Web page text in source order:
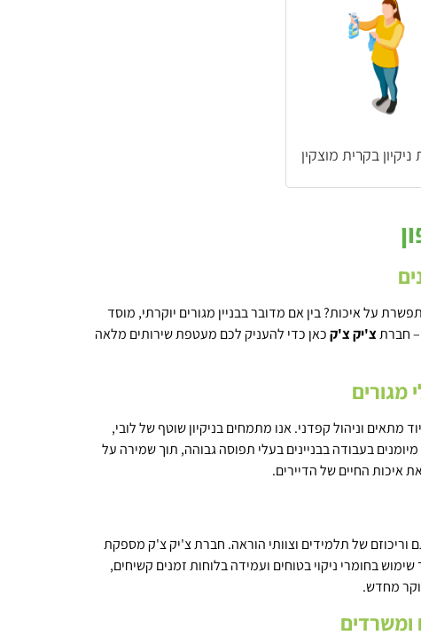
בקרית מוצקין
על איכות? בין אם מדובר בבניין מגורים יוקרתי, מוסד
– חברתצ'יק צ'קכאן כדי להעניק לכם מעטפת שירותים מלאה
מגורים
מתאים וניהול קפדני. אנו מתמחים בניקיון שוטף של לובי,
בעבודה בבניינים בעלי תפוסה גבוהה, תוך שמירה על
איכות החיים של הדיירים.
וריכוזם של תלמידים וצוותי הוראה. חברת צ'יק צ'ק מספקת
שימוש בחומרי ניקוי בטוחים ועמידה בלוחות זמנים קשיחים,
מחדש.
ומשרדים